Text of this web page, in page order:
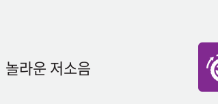
놀라운 저소음